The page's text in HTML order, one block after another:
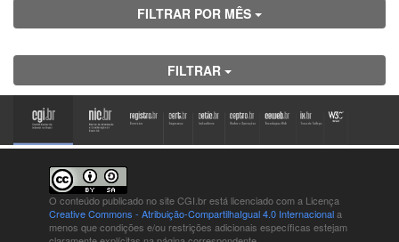
FILTRAR POR MÊS
FILTRAR
O conteúdo publicado no site CGI.br está licenciado com a Licença
Creative Commons - Atribuição-CompartilhaIgual 4.0 Internacionala
menos que condições e/ou restrições adicionais específicas estejam